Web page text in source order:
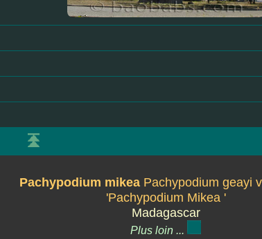
Pachypodium mikea Pachypodium geayi
'Pachypodium Mikea '
Madagascar
Plus loin ...